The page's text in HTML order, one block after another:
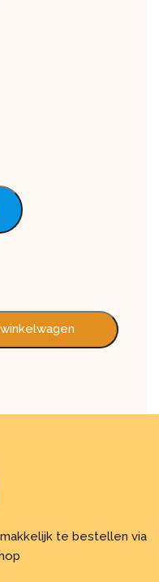
white 600 cm aantal
te bestellen via